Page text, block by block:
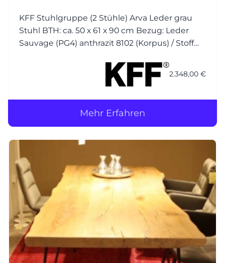
KFF Stuhlgruppe (2 Stühle) Arva Leder grau
Stuhl BTH: ca. 50 x 61 x 90 cm Bezug: Leder
Sauvage (PG4) anthrazit 8102 (Korpus) / Stoff
2.348,00 €
Mehr Erfahren